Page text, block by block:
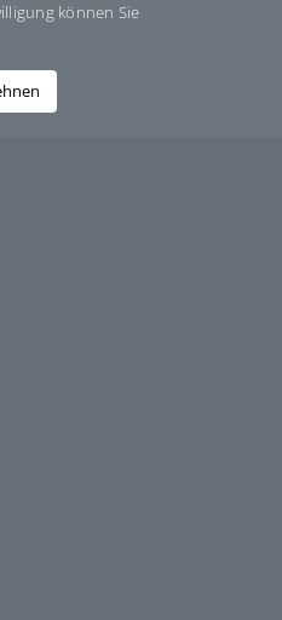
Design-Jutta-Sucker
können Sie